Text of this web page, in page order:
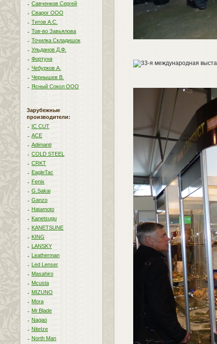
Савченков Сергей
Сварог ООО
Титов А.С.
Тов-во Завьялова
Точилка Складишок
Ульданов Д.Ф.
Фортуна
Чебурков А.
Чернышев В.
Ясный Сокол ООО
Зарубежные
производители:
IC CUT
ACE
Adimanti
COLD STEEL
CRKT
EagleTac
Fenix
G.Sakai
Ganzo
Hatamoto
Kanetsugu
KANETSUNE
KING
LANSKY
Leatherman
Led Lenser
Masahiro
Mcusta
MIZUNO
Mora
Mr.Blade
Nagao
NiteIze
North Man